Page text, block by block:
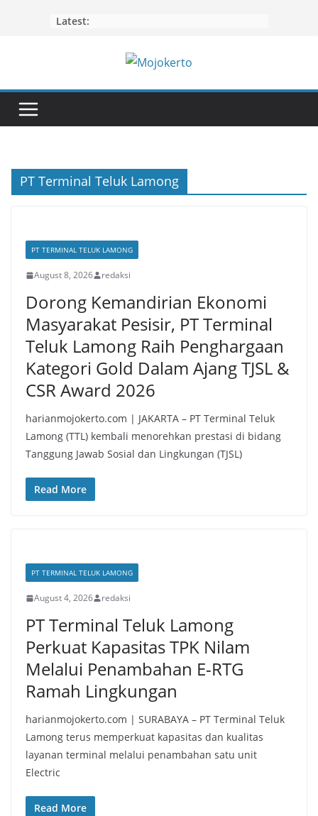
Latest:
PT Terminal Teluk Lamong
PT TERMINAL TELUK LAMONG
August 8, 2026 redaksi
Dorong Kemandirian Ekonomi
Masyarakat Pesisir, PT Terminal
Teluk Lamong Raih Penghargaan
Kategori Gold Dalam Ajang TJSL &
CSR Award 2026
harianmojokerto.com | JAKARTA – PT Terminal Teluk
Lamong (TTL) kembali menorehkan prestasi di bidang
Tanggung Jawab Sosial dan Lingkungan (TJSL)
Read More
PT TERMINAL TELUK LAMONG
August 4, 2026 redaksi
PT Terminal Teluk Lamong
Perkuat Kapasitas TPK Nilam
Melalui Penambahan E-RTG
Ramah Lingkungan
harianmojokerto.com | SURABAYA – PT Terminal Teluk
Lamong terus memperkuat kapasitas dan kualitas
layanan terminal melalui penambahan satu unit
Electric
Read More